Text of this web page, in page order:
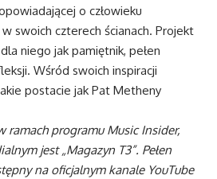
o człowieku
swoich czterech ścianach. Projekt
niego jak pamiętnik, pełen
Wśród swoich inspiracji
postacie jak Pat Metheny
ramach programu Music Insider,
jest „Magazyn T3”. Pełen
na oficjalnym kanale YouTube